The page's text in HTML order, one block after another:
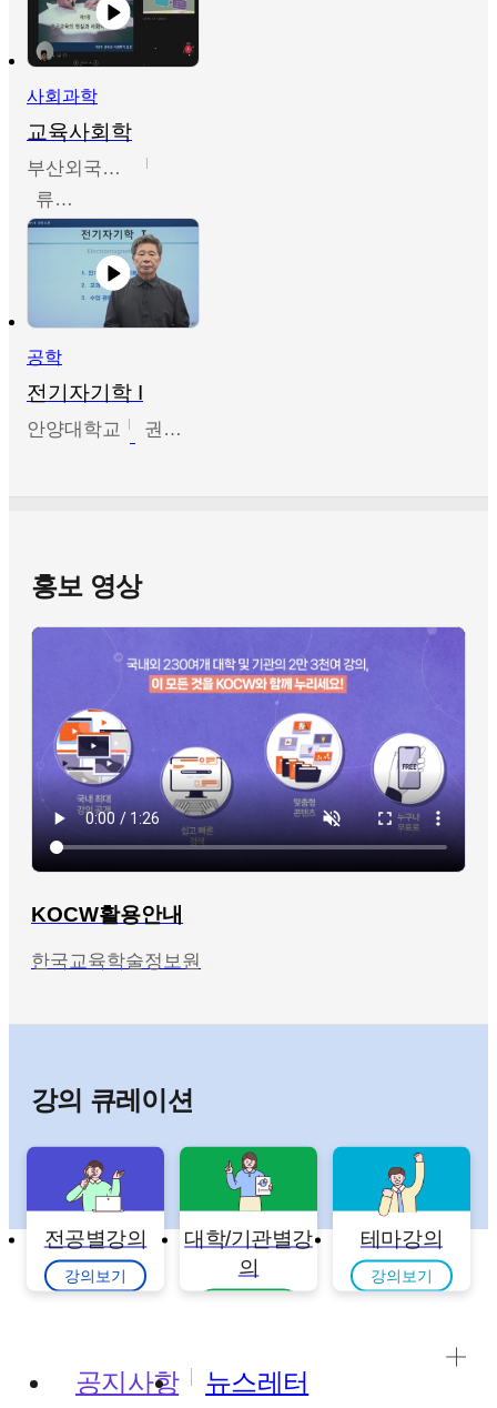
사회과학
교육사회학
부산외국어대학교
류영철
공학
전기자기학 I
안양대학교 권원현
홍보 영상
KOCW활용안내
한국교육학술정보원
강의 큐레이션
전공별강의
강의보기
대학/기관별강
의
테마강의
강의보기
공지사항 뉴스레터